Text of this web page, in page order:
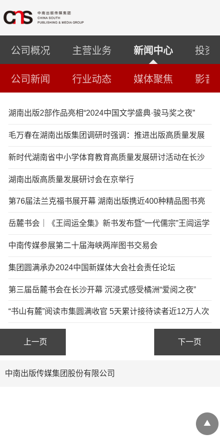
公司概况 主营业务 新闻中心 投资
公司新闻 行业动态 媒体聚焦 影音
湖南出版2部作品亮相“2024中国文学盛典·骏马奖之夜”
毛万春在湖南出版集团调研时强调：推进出版高质量发展
助力文化强省建设
新时代湖南省中小学体育教育高质量发展研讨活动在长沙
举行
湖南出版高质量发展研讨会在京举行
第76届法兰克福书展开幕 湖南出版携近400种精品图书亮
相
岳麓书会｜《王闿运全集》新书发布暨“一代儒宗”王闿运学
术研讨会在长举行
中南传媒参展第二十届海峡两岸图书交易会
集团圆满承办2024中国新媒体大会社会责任论坛
第三届岳麓书会在长沙开幕 沉浸式感受橘洲“爱阅之夜”
“书山有麓”阅读市集圆满收官 5天累计接待读者近12万人次
上一页 下一页
中南出版传媒集团股份有限公司